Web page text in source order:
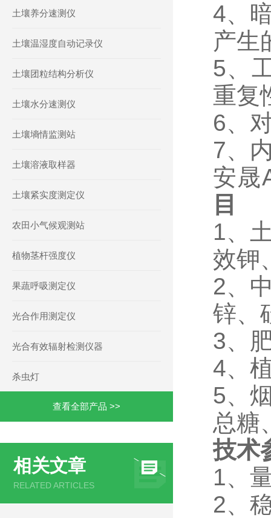
土壤养分速测仪
土壤温湿度自动记录仪
土壤团粒结构分析仪
土壤水分速测仪
土壤墒情监测站
土壤溶液取样器
土壤紧实度测定仪
农田小气候观测站
植物茎杆强度仪
果蔬呼吸测定仪
光合作用测定仪
光合有效辐射检测仪器
杀虫灯
查看全部产品 >>
相关文章
RELATED ARTICLES
4、
产生
5、
重复
6、
7、
安晟
目
1、
效钾
2、
锌、
3、
4、
5、
总糖
技术
1、
2、